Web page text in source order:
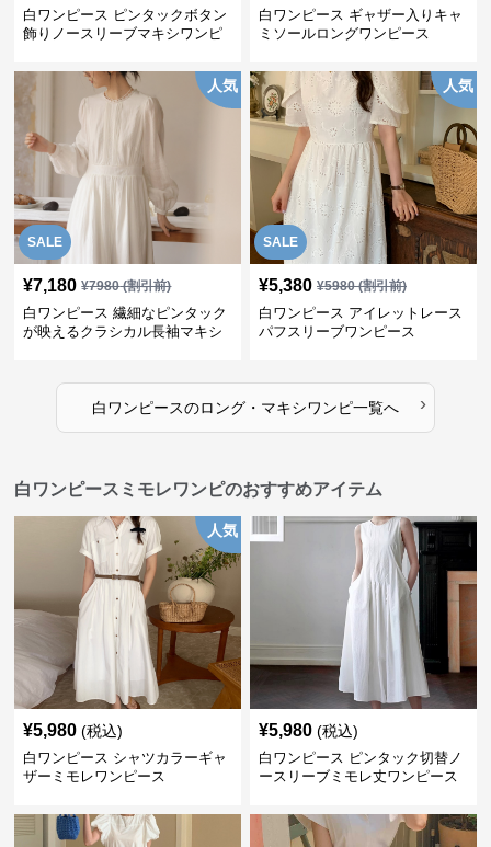
白ワンピース ピンタックボタン
飾りノースリーブマキシワンピ
白ワンピース ギャザー入りキャ
ミソールロングワンピース
SALE
人気
¥7,180 ¥7980(割引前)
白ワンピース 繊細なピンタック
が映えるクラシカル長袖マキシ
SALE
人気
¥5,380 ¥5980(割引前)
白ワンピース アイレットレース
パフスリーブワンピース
白ワンピースのロング・マキシワンピ一覧へ ›
白ワンピースミモレワンピのおすすめアイテム
人気
¥5,980 (税込)
白ワンピース シャツカラーギャ
ザーミモレワンピース
¥5,980 (税込)
白ワンピース ピンタック切替ノ
ースリーブミモレ丈ワンピース